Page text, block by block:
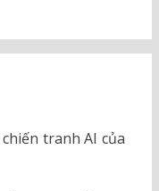
tranh AI của